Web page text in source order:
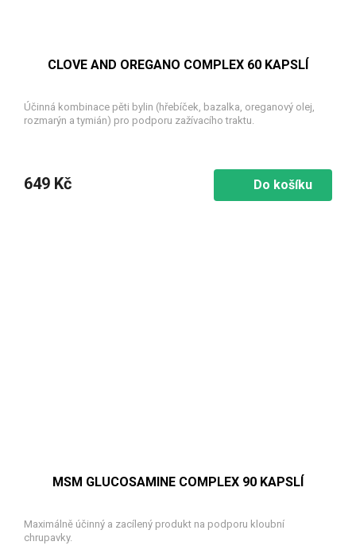
CLOVE AND OREGANO COMPLEX 60 KAPSLÍ
Účinná kombinace pěti bylin (hřebíček, bazalka, oreganový olej,
rozmarýn a tymián) pro podporu zažívacího traktu.
649 Kč Do košíku
MSM GLUCOSAMINE COMPLEX 90 KAPSLÍ
Maximálně účinný a zacílený produkt na podporu kloubní
chrupavky.